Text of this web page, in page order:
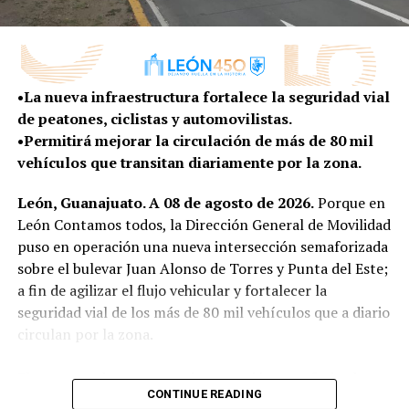
integral que busca disminuir rezagos y generar mejores
condiciones de vida para quienes habitan en la zona
rural.
Con más obras, vivienda y programas construidos de la
mano de sus habitantes, el Gobierno Municipal
mantiene la cercanía con las comunidades rurales para
escuchar sus necesidades y convertirlas en resultados
con una convicción muy clara: el futuro de una ciudad
no se improvisa; se planea. Hoy, frente a un mundo que
cambia con enorme rapidez, esa tarea exige abrir nuevas
conversaciones, escuchar nuevas voces y entender las
tendencias que ya están transformando la manera en
que vivimos, trabajamos, nos movemos y convivimos”,
expresó.
proceso permitirá que León llegue a su 450 aniversario
no solo para celebrar su historia, sino también para
imaginar y construir la ciudad que quiere ser en las
próximas décadas, con una visión compartida entre los
distintos sectores de la sociedad.
“Porque una ciudad con 450 años de historia
valentía su siguiente etapa”, agregó.
•La nueva infraestructura fortalece la seguridad vial
de peatones, ciclistas y automovilistas.
•Permitirá mejorar la circulación de más de 80 mil
vehículos que transitan diariamente por la zona.
León, Guanajuato. A 08 de agosto de 2026.Porque en
León Contamos todos, la Dirección General de Movilidad
puso en operación una nueva intersección semaforizada
sobre el bulevar Juan Alonso de Torres y Punta del Este;
a fin de agilizar el flujo vehicular y fortalecer la
seguridad vial de los más de 80 mil vehículos que a diario
circulan por la zona.
El proyecto de esta nueva intersección semaforizada no
solo contempló la instalación de dispositivos de control
CONTINUE READING